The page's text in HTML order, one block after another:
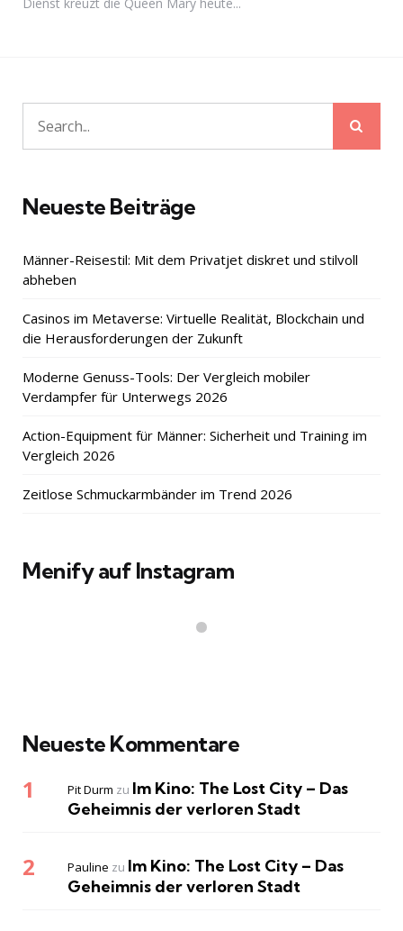
Search
for:
Neueste Beiträge
Männer-Reisestil: Mit dem Privatjet diskret und stilvoll
abheben
Casinos im Metaverse: Virtuelle Realität, Blockchain und
die Herausforderungen der Zukunft
Moderne Genuss-Tools: Der Vergleich mobiler
Verdampfer für Unterwegs 2026
Action-Equipment für Männer: Sicherheit und Training im
Vergleich 2026
Zeitlose Schmuckarmbänder im Trend 2026
Menify auf Instagram
Neueste Kommentare
Pit Durm zu Im Kino: The Lost City – Das
Geheimnis der verloren Stadt
Pauline zu Im Kino: The Lost City – Das
Geheimnis der verloren Stadt